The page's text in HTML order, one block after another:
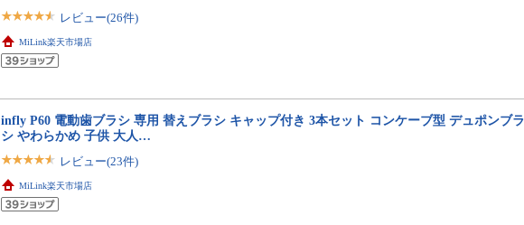
レビュー(26件)
MiLink楽天市場店
infly P60 電動歯ブラシ 専用 替えブラシ キャップ付き 3本セット コンケーブ型 デュポンブラ
シ やわらかめ 子供 大人…
レビュー(23件)
MiLink楽天市場店